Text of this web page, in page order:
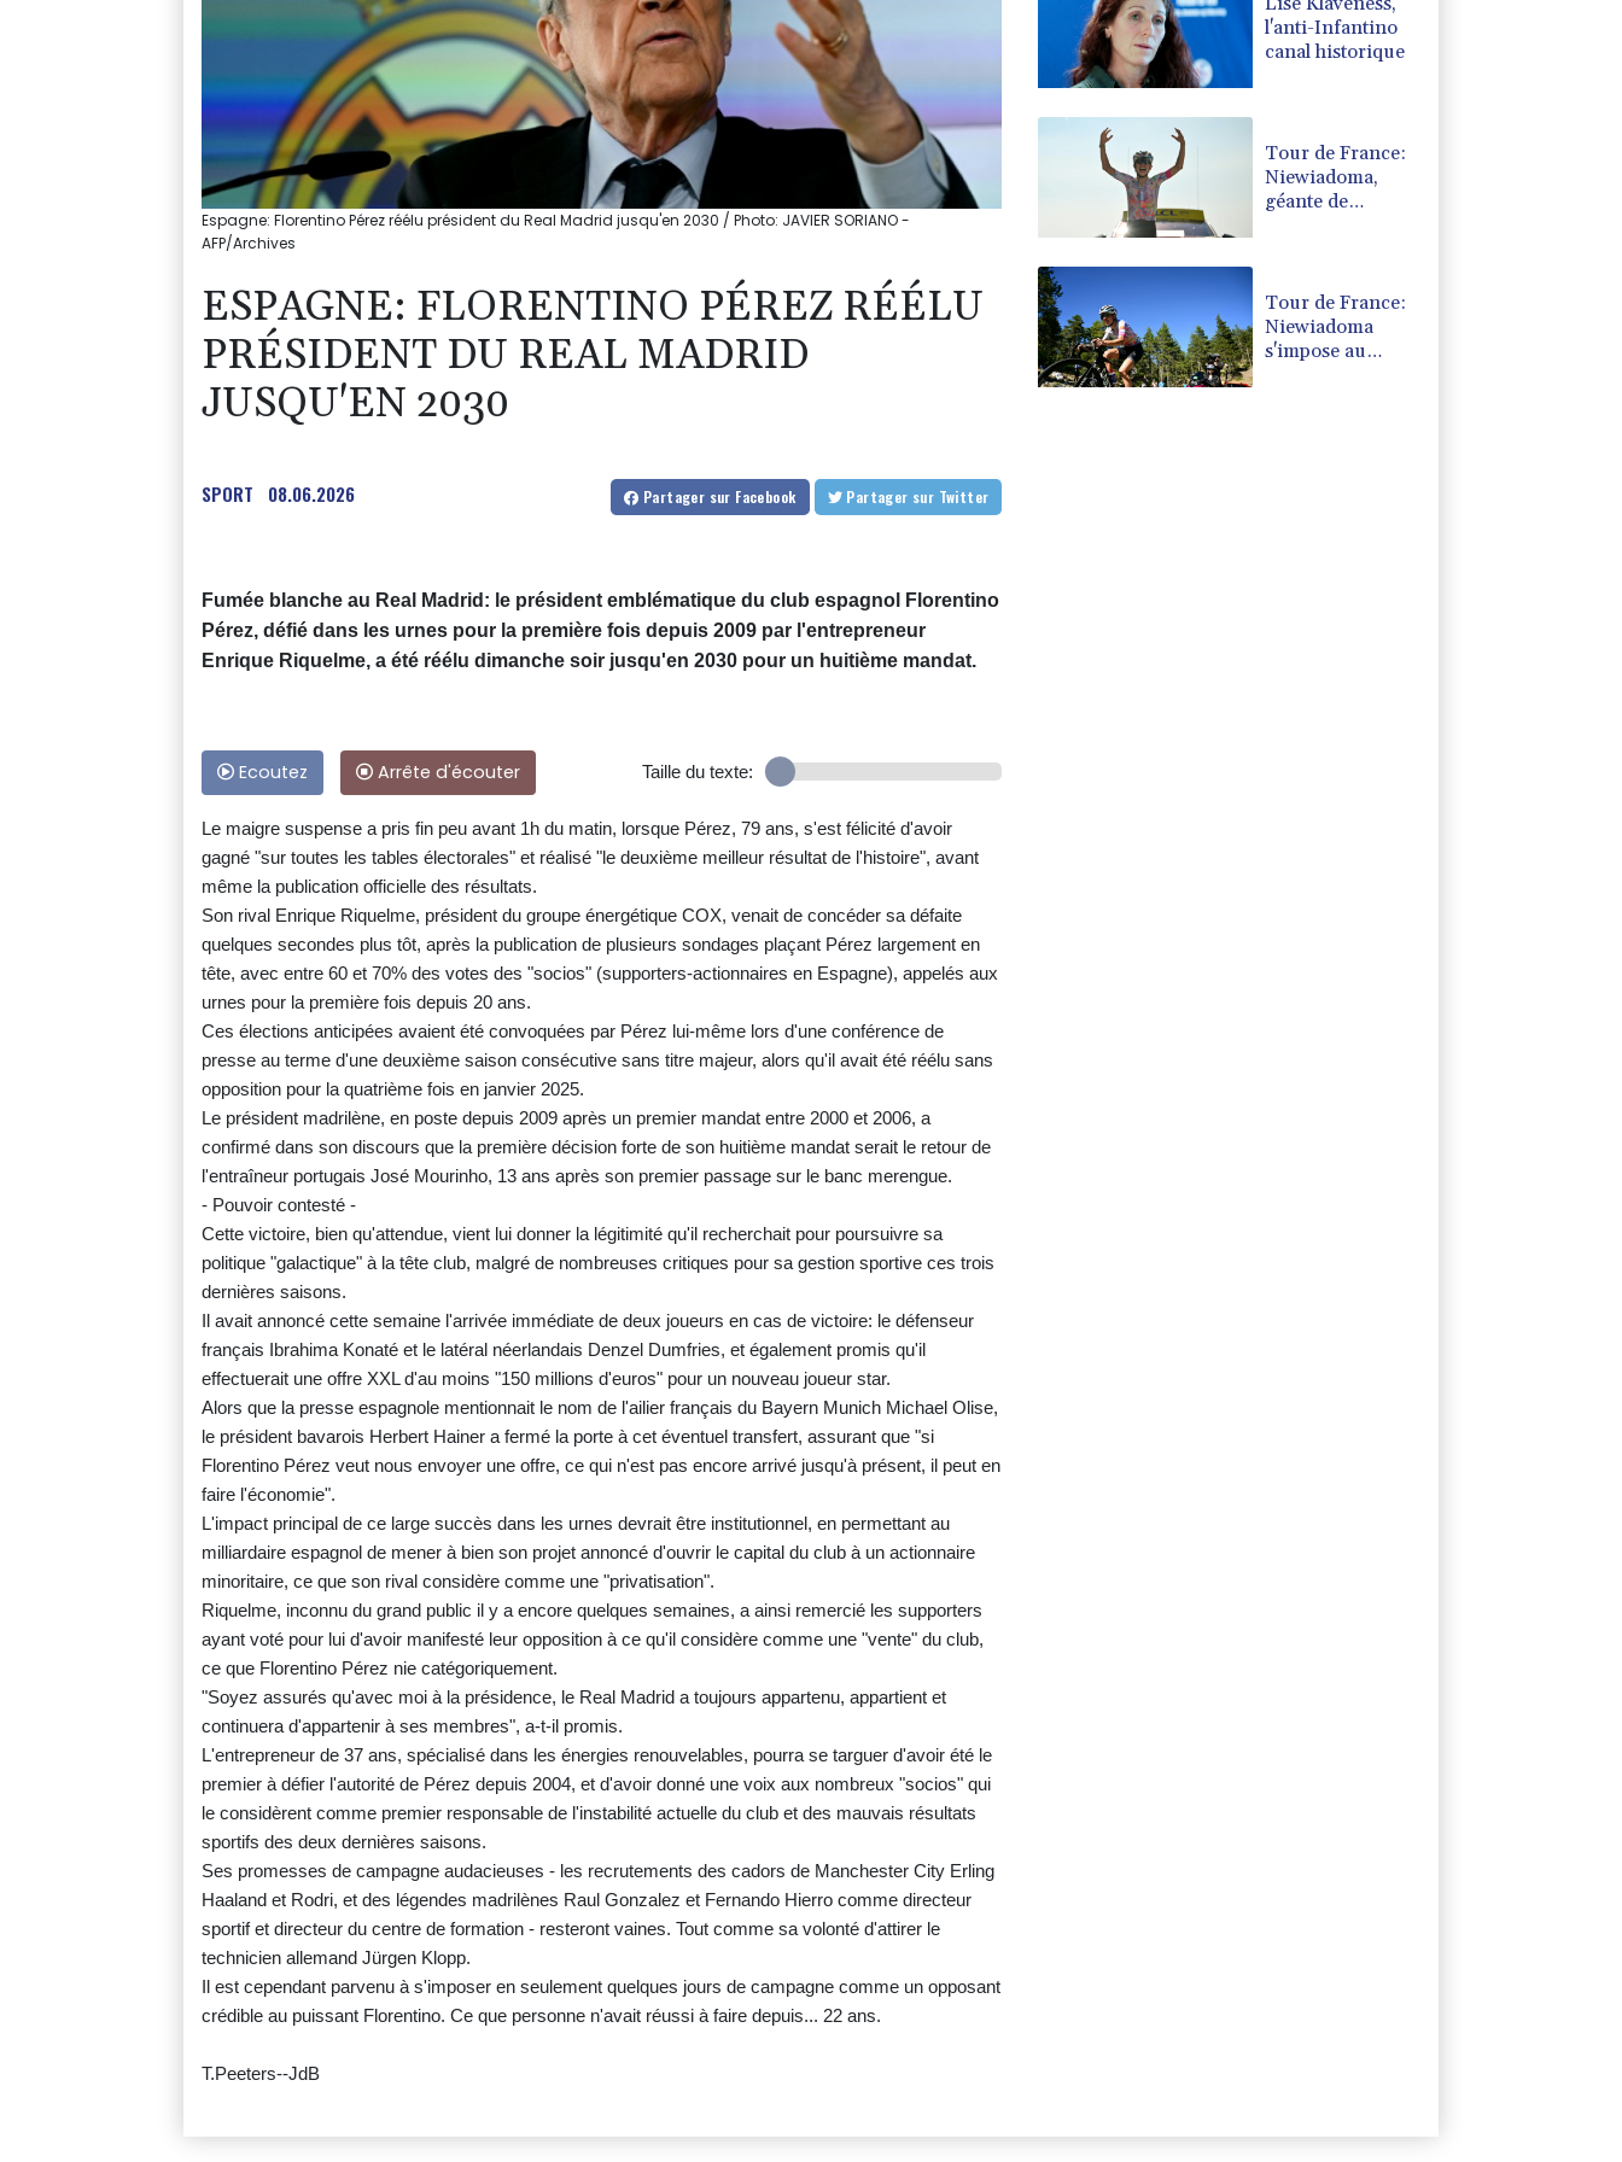
Espagne: Florentino Pérez réélu président du Real Madrid jusqu'en 2030 / Photo: JAVIER SORIANO -
AFP/Archives
ESPAGNE: FLORENTINO PÉREZ RÉÉLU
PRÉSIDENT DU REAL MADRID
JUSQU'EN 2030
SPORT 08.06.2026 Partager sur Facebook Partager sur Twitter
Fumée blanche au Real Madrid: le président emblématique du club espagnol Florentino
Pérez, défié dans les urnes pour la première fois depuis 2009 par l'entrepreneur
Enrique Riquelme, a été réélu dimanche soir jusqu'en 2030 pour un huitième mandat.
Ecoutez Arrête d'écouter Taille du texte:
Le maigre suspense a pris fin peu avant 1h du matin, lorsque Pérez, 79 ans, s'est félicité d'avoir
gagné "sur toutes les tables électorales" et réalisé "le deuxième meilleur résultat de l'histoire", avant
même la publication officielle des résultats.
Son rival Enrique Riquelme, président du groupe énergétique COX, venait de concéder sa défaite
quelques secondes plus tôt, après la publication de plusieurs sondages plaçant Pérez largement en
tête, avec entre 60 et 70% des votes des "socios" (supporters-actionnaires en Espagne), appelés aux
urnes pour la première fois depuis 20 ans.
Ces élections anticipées avaient été convoquées par Pérez lui-même lors d'une conférence de
presse au terme d'une deuxième saison consécutive sans titre majeur, alors qu'il avait été réélu sans
opposition pour la quatrième fois en janvier 2025.
Le président madrilène, en poste depuis 2009 après un premier mandat entre 2000 et 2006, a
confirmé dans son discours que la première décision forte de son huitième mandat serait le retour de
l'entraîneur portugais José Mourinho, 13 ans après son premier passage sur le banc merengue.
- Pouvoir contesté -
Cette victoire, bien qu'attendue, vient lui donner la légitimité qu'il recherchait pour poursuivre sa
politique "galactique" à la tête club, malgré de nombreuses critiques pour sa gestion sportive ces trois
dernières saisons.
Il avait annoncé cette semaine l'arrivée immédiate de deux joueurs en cas de victoire: le défenseur
français Ibrahima Konaté et le latéral néerlandais Denzel Dumfries, et également promis qu'il
effectuerait une offre XXL d'au moins "150 millions d'euros" pour un nouveau joueur star.
Alors que la presse espagnole mentionnait le nom de l'ailier français du Bayern Munich Michael Olise,
le président bavarois Herbert Hainer a fermé la porte à cet éventuel transfert, assurant que "si
Florentino Pérez veut nous envoyer une offre, ce qui n'est pas encore arrivé jusqu'à présent, il peut en
faire l'économie".
L'impact principal de ce large succès dans les urnes devrait être institutionnel, en permettant au
milliardaire espagnol de mener à bien son projet annoncé d'ouvrir le capital du club à un actionnaire
minoritaire, ce que son rival considère comme une "privatisation".
Riquelme, inconnu du grand public il y a encore quelques semaines, a ainsi remercié les supporters
ayant voté pour lui d'avoir manifesté leur opposition à ce qu'il considère comme une "vente" du club,
ce que Florentino Pérez nie catégoriquement.
"Soyez assurés qu'avec moi à la présidence, le Real Madrid a toujours appartenu, appartient et
continuera d'appartenir à ses membres", a-t-il promis.
L'entrepreneur de 37 ans, spécialisé dans les énergies renouvelables, pourra se targuer d'avoir été le
premier à défier l'autorité de Pérez depuis 2004, et d'avoir donné une voix aux nombreux "socios" qui
le considèrent comme premier responsable de l'instabilité actuelle du club et des mauvais résultats
sportifs des deux dernières saisons.
Ses promesses de campagne audacieuses - les recrutements des cadors de Manchester City Erling
Haaland et Rodri, et des légendes madrilènes Raul Gonzalez et Fernando Hierro comme directeur
sportif et directeur du centre de formation - resteront vaines. Tout comme sa volonté d'attirer le
technicien allemand Jürgen Klopp.
Il est cependant parvenu à s'imposer en seulement quelques jours de campagne comme un opposant
crédible au puissant Florentino. Ce que personne n'avait réussi à faire depuis... 22 ans.
T.Peeters--JdB
l'anti-Infantino
canal historique
Tour de France:
Niewiadoma,
géante de
Tour de France:
Niewiadoma
s'impose au